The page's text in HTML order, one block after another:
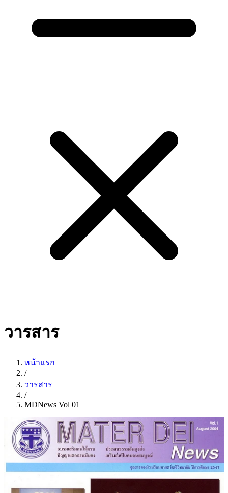
วารสาร
หน้าแรก
/
วารสาร
/
MDNews Vol 01